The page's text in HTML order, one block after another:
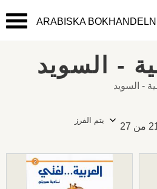
القائمة
ARABISKA BOKHANDELN
- السويد
- السويد
من 27